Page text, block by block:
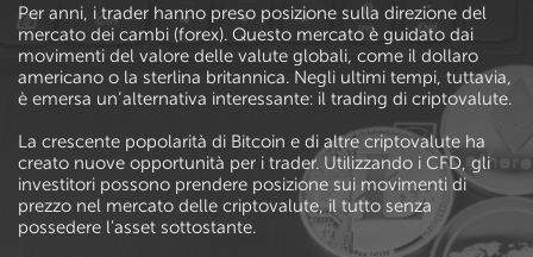
Per anni, i trader hanno preso posizione sulla direzione del
mercato dei cambi (forex). Questo mercato è guidato dai
movimenti del valore delle valute globali, come il dollaro
americano o la sterlina britannica. Negli ultimi tempi, tuttavia,
è emersa un’alternativa interessante: il trading di criptovalute.
La crescente popolarità di Bitcoin e di altre criptovalute ha
creato nuove opportunità per i trader. Utilizzando i CFD, gli
investitori possono prendere posizione sui movimenti di
prezzo nel mercato delle criptovalute, il tutto senza
possedere l'asset sottostante.